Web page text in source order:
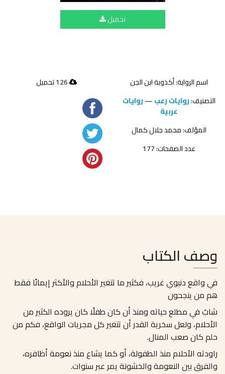
تحميل
اسم الرواية: أكذوبة ابن الجن
التصنيف:روايات رعب—روايات
عربية
المؤلف:محمد جلال كمال
عدد الصفحات: 177
وصف الكتاب
في واقع دنيوي غريب، فكثير ما تتغير الأحلام والأكثر إيمانًا فقط
هم من ينجحون
شابٌ في مطلع حياته ومنذ أن كان طفلًا كان يروده الكثير من
الأحلام، ولعل سخرية القدر أن تتغير كل مجريات الواقع، فكم من
حلم كان صعب المنال.
راودته الأحلام منذ الطفولة، أو كما يشاع منذ نعومة أظافره،
والفرق بين النعومة والخشونة يمر عبر سنوات.